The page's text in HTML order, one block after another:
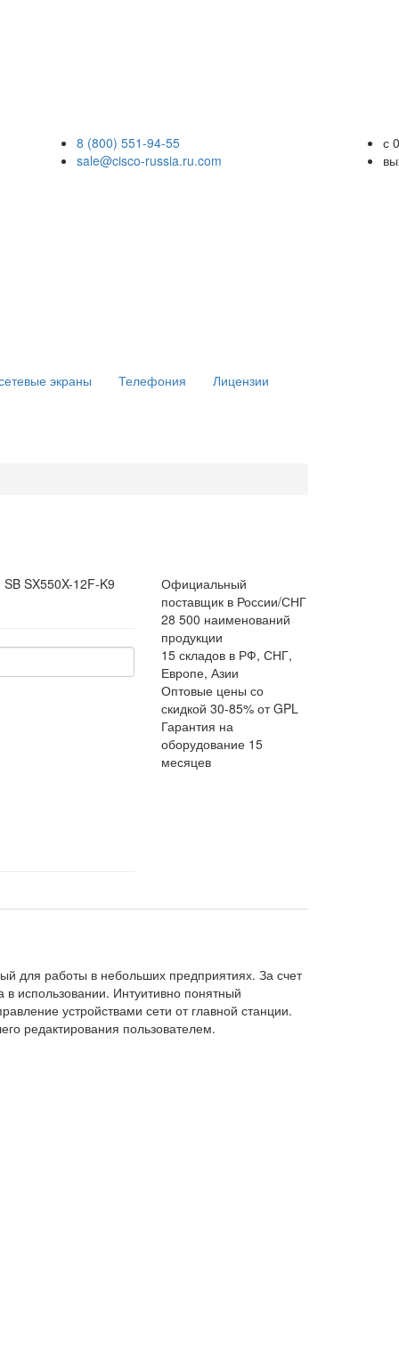
8 (800) 551-94-55
sale@cisco-russia.ru.com
с
экраны Телефония Лицензии
SB SX550X-12F-K9
Официальный
поставщик в России/СНГ
28 500 наименований
продукции
15 складов в РФ, СНГ,
Европе, Азии
Оптовые цены со
скидкой 30-85% от GPL
Гарантия на
оборудование 15
месяцев
для работы в небольших предприятиях. За счет
использовании. Интуитивно понятный
устройствами сети от главной станции.
редактирования пользователем.